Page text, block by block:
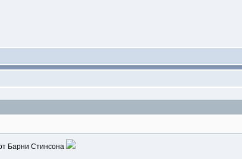
Барни Стинсона